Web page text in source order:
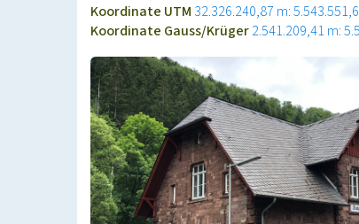
Koordinate UTM 32.326.240,87 m:
Koordinate Gauss/Krüger2.541.209,41 m: